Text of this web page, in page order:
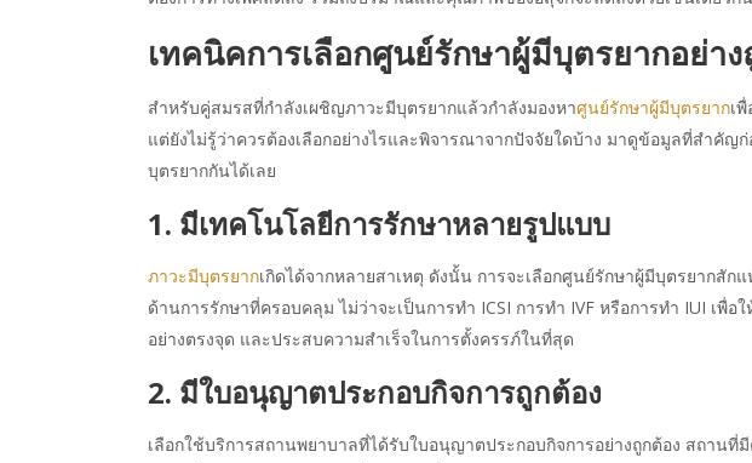
เทคนิคการเลือกศูนย์รักษาผู้มีบุตรยากอย่าง
สำหรับคู่สมรสที่กำลังเผชิญภาวะมีบุตรยากแล้วกำลังมองหาศูนย์รักษาผู้มีบุตรยากเ
แต่ยังไม่รู้ว่าควรต้องเลือกอย่างไรและพิจารณาจากปัจจัยใดบ้าง มาดูข้อมูลที่สำคัญ
บุตรยากกันได้เลย
1. มีเทคโนโลยีการรักษาหลายรูปแบบ
ภาวะมีบุตรยากเกิดได้จากหลายสาเหตุ ดังนั้น การจะเลือกศูนย์รักษาผู้มีบุตรยากสัก
ด้านการรักษาที่ครอบคลุม ไม่ว่าจะเป็นการทำ ICSI การทำ IVF หรือการทำ IUI เพื่
อย่างตรงจุด และประสบความสำเร็จในการตั้งครรภ์ในที่สุด
2. มีใบอนุญาตประกอบกิจการถูกต้อง
เลือกใช้บริการสถานพยาบาลที่ได้รับใบอนุญาตประกอบกิจการอย่างถูกต้อง สถานที่